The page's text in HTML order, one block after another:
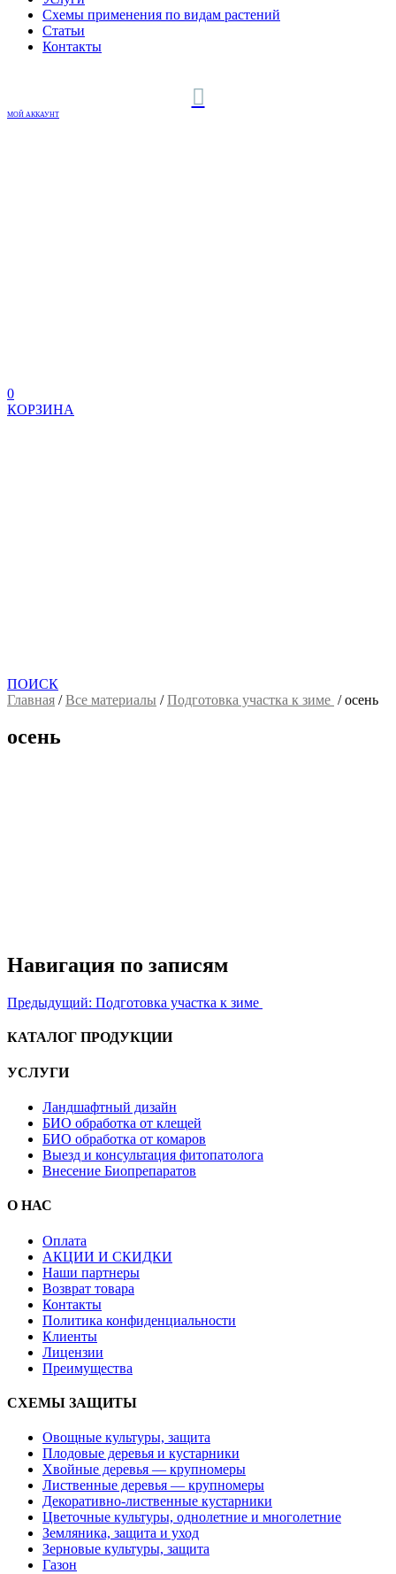
Схемы применения по видам растений
Статьи
Контакты
МОЙ АККАУНТ
0
КОРЗИНА
ПОИСК
Главная /Все материалы /Подготовка участка к зиме /осень
осень
Навигация по записям
Предыдущий: Подготовка участка к зиме
КАТАЛОГ ПРОДУКЦИИ
УСЛУГИ
Ландшафтный дизайн
БИО обработка от клещей
БИО обработка от комаров
Выезд и консультация фитопатолога
Внесение Биопрепаратов
О НАС
Оплата
АКЦИИ И СКИДКИ
Наши партнеры
Возврат товара
Контакты
Политика конфиденциальности
Клиенты
Лицензии
Преимущества
СХЕМЫ ЗАЩИТЫ
Овощные культуры, защита
Плодовые деревья и кустарники
Хвойные деревья — крупномеры
Лиственные деревья — крупномеры
Декоративно-лиственные кустарники
Цветочные культуры, однолетние и многолетние
Земляника, защита и уход
Зерновые культуры, защита
Газон